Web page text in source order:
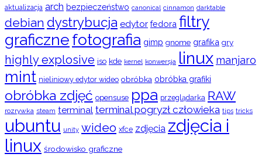
aktualizacja arch bezpieczeństwo canonical cinnamon darktable
debian dystrybucja edytor fedora filtry
graficznefotografia gimp gnome grafika gry
highly explosive iso kde kernel konwersja linux manjaro
mint nieliniowy edytor wideo obróbka obróbka grafiki
obróbka zdjęć opensuse ppa przeglądarka RAW
rozrywka steam terminal terminal pogryzł człowieka tips tricks
ubuntu unity wideo xfce zdjęcia zdjęcia i
linux środowisko graficzne